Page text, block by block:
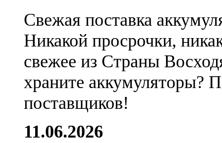
Свежая поставка
Никакой просрочки,
свежее из Страны
храните аккумуляторы?
поставщиков!
11.06.2026